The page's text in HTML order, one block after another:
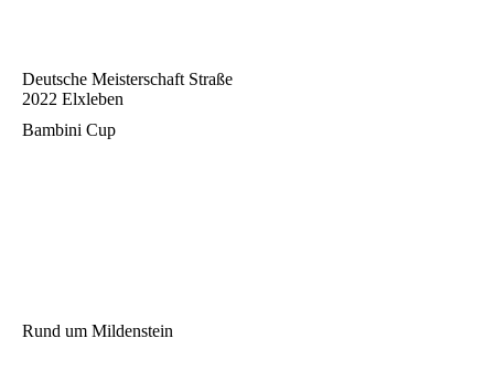
Deutsche Meisterschaft Straße
2022 Elxleben
Bambini Cup
Rund um Mildenstein